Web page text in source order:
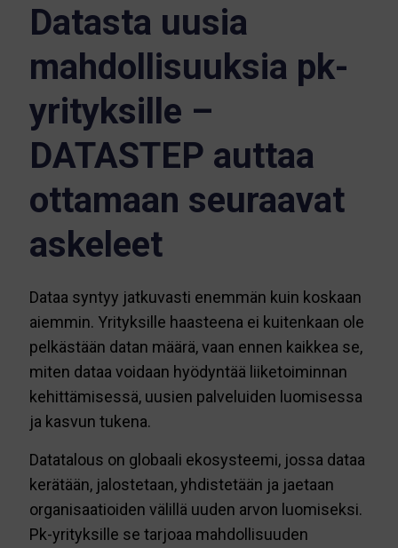
Datasta uusia
mahdollisuuksia pk-
yrityksille –
DATASTEP auttaa
ottamaan seuraavat
askeleet
Dataa syntyy jatkuvasti enemmän kuin koskaan
aiemmin. Yrityksille haasteena ei kuitenkaan ole
pelkästään datan määrä, vaan ennen kaikkea se,
miten dataa voidaan hyödyntää liiketoiminnan
kehittämisessä, uusien palveluiden luomisessa
ja kasvun tukena.
Datatalous on globaali ekosysteemi, jossa dataa
kerätään, jalostetaan, yhdistetään ja jaetaan
organisaatioiden välillä uuden arvon luomiseksi.
Pk-yrityksille se tarjoaa mahdollisuuden